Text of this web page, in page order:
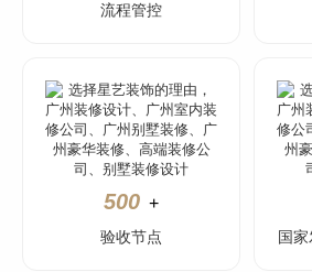
流程管控
500 +
验收节点 国